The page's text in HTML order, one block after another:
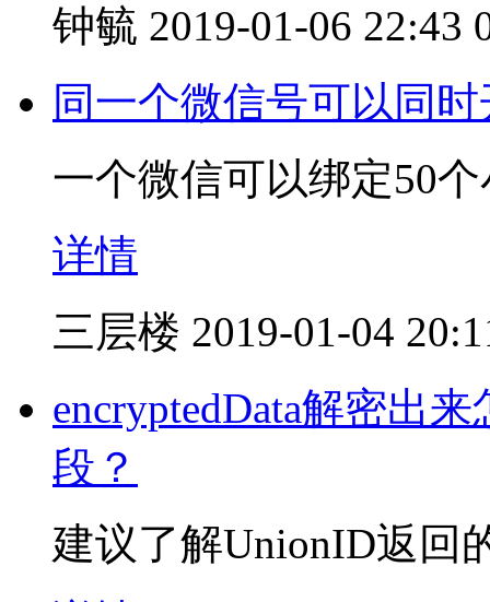
钟毓 2019-01-06 22:43
同一个微信号可以同
一个微信可以绑定50
详情
三层楼 2019-01-04
encryptedData解密出
段？
建议了解UnionID返回